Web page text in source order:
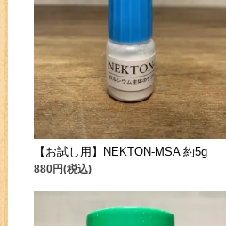
【お試し用】NEKTON-MSA 約5g
880円(税込)